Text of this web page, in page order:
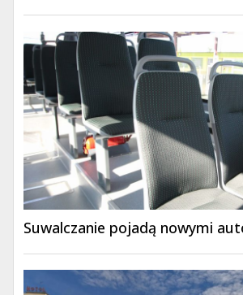
Suwalczanie pojadą nowymi